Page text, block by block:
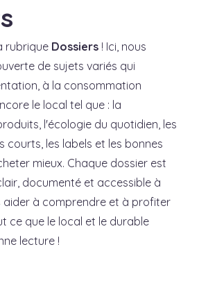
rubrique Dossiers! Ici, nous
de sujets variés qui
à la consommation
le local tel que : la
l'écologie du quotidien, les
courts, les labels et les bonnes
mieux. Chaque dossier est
documenté et accessible à
aider à comprendre et à profiter
ce que le local et le durable
lecture !